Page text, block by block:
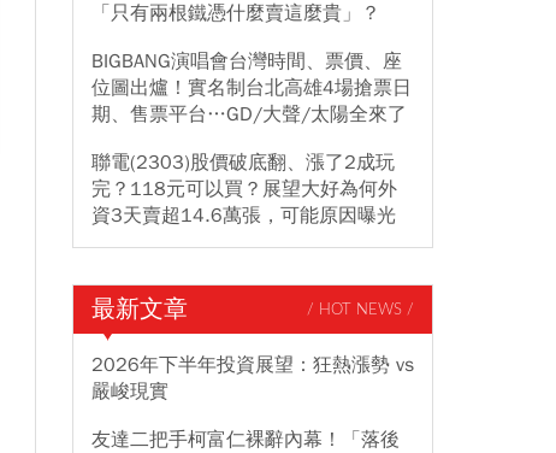
「只有兩根鐵憑什麼賣這麼貴」？
BIGBANG演唱會台灣時間、票價、座
位圖出爐！實名制台北高雄4場搶票日
期、售票平台…GD/大聲/太陽全來了
聯電(2303)股價破底翻、漲了2成玩
完？118元可以買？展望大好為何外
資3天賣超14.6萬張，可能原因曝光
最新文章 / HOT NEWS /
2026年下半年投資展望：狂熱漲勢 vs
嚴峻現實
友達二把手柯富仁裸辭內幕！「落後